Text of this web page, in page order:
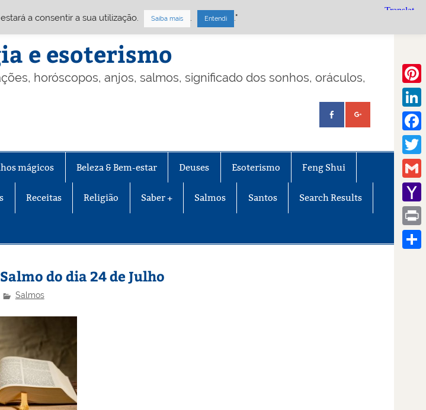
e esoterismo
horóscopos, anjos, salmos, significado dos sonhos, oráculos,
mágicos Beleza & Bem-estar Deuses Esoterismo Feng Shui
Receitas Religião Saber + Salmos Santos Search Results
do dia 24 de Julho
Salmos
Gmail
Mail
Print
a consentir a sua utilização. Saiba mais . Entendi ."